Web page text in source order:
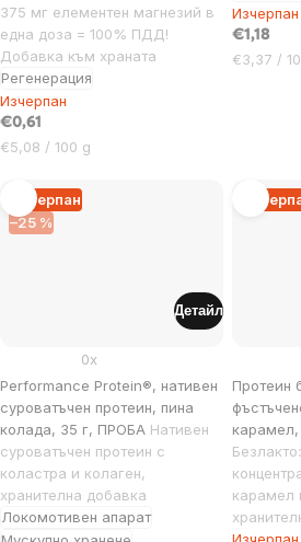
375 мг елементен магнезий в
една доза = 100% ПДД!
Добавка към храната
Регенерация
Изчерпан
€0,61
Цена
мярка:
€5,08 / 100 g
Изчерпан
€1,18
Цена
€3,37 /
Изчерпан
–25 %
Performance Protein®, нативен
суроватъчен протеин, пина
колада, 35 г, ПРОБА Нативен
суроватъчен протеин с
коластра и колаген,
хранителна добавка
Локомотивен апарат
0x
Детайл
Протеин
карамел